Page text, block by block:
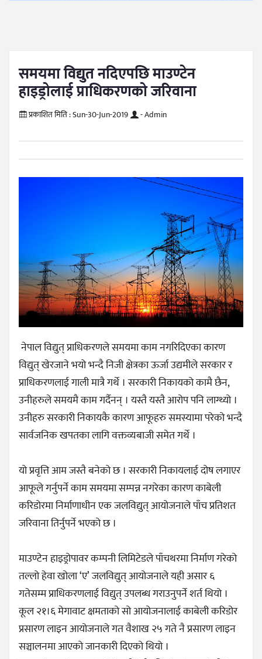
समयमा विद्युत नदिएपछि माउण्टेन
हाइड्रोलाई प्राधिकरणको जरिवाना
प्रकाशित मिति :Sun-30-Jun-2019 - Admin
नेपाल विद्युत् प्राधिकरणले समयमा काम नगरिदिएका कारण
विद्युत् खेरजाने भयो भन्दै निजी क्षेत्रका ऊर्जा उद्यमीले सरकार र
प्राधिकरणलाई गाली मात्रै गर्थे । सरकारी निकायको कामै छैन,
उनीहरुले समयमै काम गर्दैनन् । यस्तै यस्तै आरोप पनि लाग्थ्यो ।
उनीहरु सरकारी निकायकै कारण आफूहरु समस्यामा परेको भन्दै
सार्वजनिक खपतका लागि वक्तव्यबाजी समेत गर्थे ।
यो प्रवृत्ति आम जस्तै बनेको छ । सरकारी निकायलाई दोष लगाएर
आफूले गर्नुपर्ने काम समयमा सम्पन्न नगरेका कारण काबेली
करिडोरमा निर्माणाधीन एक जलविद्युत् आयोजनाले पाँच प्रतिशत
जरिवाना तिर्नुपर्ने भएको छ ।
माउण्टेन हाइड्रोपावर कम्पनी लिमिटेडले पाँचथरमा निर्माण गरेको
तल्लो हेवा खोला ‘ए’ जलविद्युत् आयोजनाले यही असार ६
गतेसम्म प्राधिकरणलाई विद्युत् उपलब्ध गराउनुपर्ने शर्त थियो ।
कूल २१।६ मेगावाट क्षमताको सो आयोजनालाई काबेली करिडोर
प्रसारण लाइन आयोजनाले गत वैशाख २५ गते नै प्रसारण लाइन
सञ्चालनमा आएको जानकारी दिएको थियो ।